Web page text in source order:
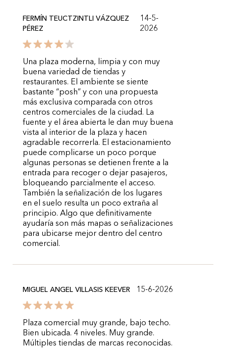
FERMÍN TEUCTZINTLI VÁZQUEZ
PÉREZ
14-5-
2026
Una plaza moderna, limpia y con muy
buena variedad de tiendas y
restaurantes. El ambiente se siente
bastante “posh” y con una propuesta
más exclusiva comparada con otros
centros comerciales de la ciudad. La
fuente y el área abierta le dan muy buena
vista al interior de la plaza y hacen
agradable recorrerla. El estacionamiento
puede complicarse un poco porque
algunas personas se detienen frente a la
entrada para recoger o dejar pasajeros,
bloqueando parcialmente el acceso.
También la señalización de los lugares
en el suelo resulta un poco extraña al
principio. Algo que definitivamente
ayudaría son más mapas o señalizaciones
para ubicarse mejor dentro del centro
comercial.
MIGUEL ANGEL VILLASIS KEEVER 15-6-2026
Plaza comercial muy grande, bajo techo.
Bien ubicada. 4 niveles. Muy grande.
Múltiples tiendas de marcas reconocidas.